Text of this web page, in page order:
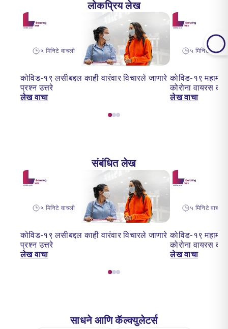
लोकप्रिय लेख
५ मिनिटे वाचली
कोविड-१९ लसीबद्दल काही वारंवार विचारले जाणारे
प्रश्न उत्तरे
लेख वाचा
५ मिनिटे वाचन
कोविड-१९
कोरोना वायरस का
लेख वाचा
संबंधित लेख
५ मिनिटे वाचली
कोविड-१९ लसीबद्दल काही वारंवार विचारले जाणारे
प्रश्न उत्तरे
लेख वाचा
५ मिनिटे वाचन
कोविड-१९
कोरोना वायरस का
लेख वाचा
साधने आणि कॅल्क्युलेटर्स